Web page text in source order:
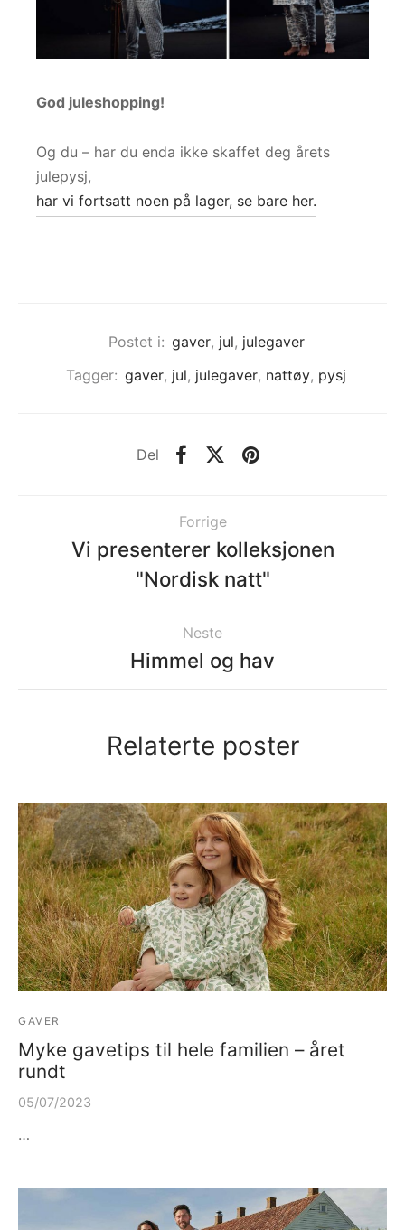
God juleshopping!
Og du – har du enda ikke skaffet deg årets
julepysj,
har vi fortsatt noen på lager, se bare her.
Postet i: gaver, jul, julegaver
Tagger: gaver, jul, julegaver, nattøy, pysj
Del
Forrige
Vi presenterer kolleksjonen
"Nordisk natt"
Neste
Himmel og hav
Relaterte poster
GAVER
Myke gavetips til hele familien – året
rundt
05/07/2023
…